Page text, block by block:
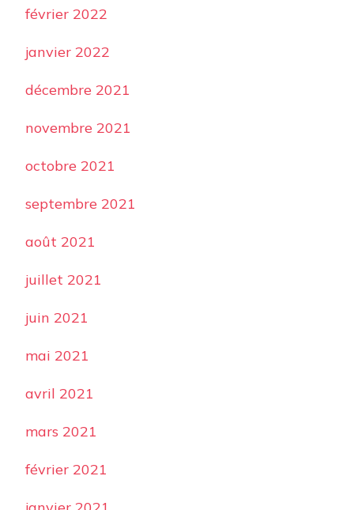
février 2022
janvier 2022
décembre 2021
novembre 2021
octobre 2021
septembre 2021
août 2021
juillet 2021
juin 2021
mai 2021
avril 2021
mars 2021
février 2021